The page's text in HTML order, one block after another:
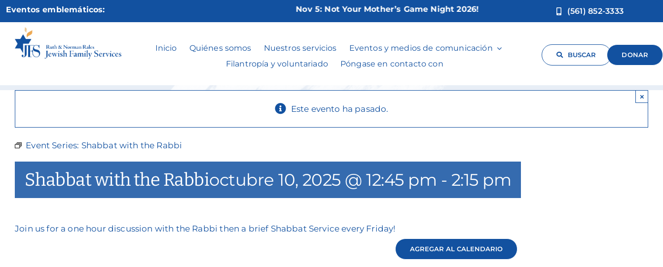
contenido
Eventos emblemáticos: Nov 5:Not Your Mother’s Game Night 2026! (561) 852-3333
Inicio Quiénes somos Nuestros servicios
Eventos y medios de comunicación
Filantropía y voluntariado
Póngase en contacto con
BUSCAR DONAR
Shabbat with the Rabbi
Este evento ha pasado.
×
Event Series: Shabbat with the Rabbi
Shabbat with the Rabbioctubre 10, 2025 @ 12:45 pm - 2:15 pm
Join us for a one hour discussion with the Rabbi then a brief Shabbat Service every Friday!
AGREGAR AL CALENDARIO